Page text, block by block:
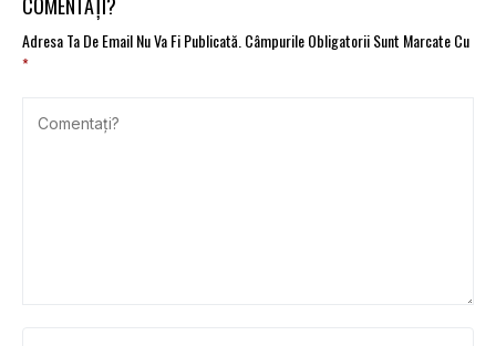
COMENTAȚI?
Adresa Ta De Email Nu Va Fi Publicată.Câmpurile Obligatorii Sunt Marcate Cu
*